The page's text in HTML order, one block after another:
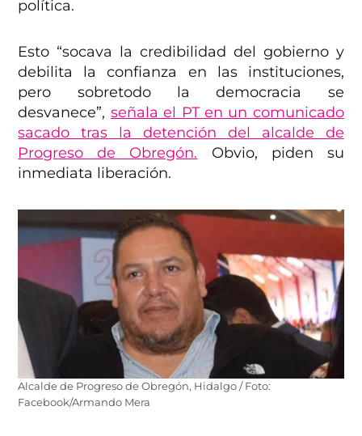
política.
Esto “socava la credibilidad del gobierno y
debilita la confianza en las instituciones,
pero sobretodo la democracia se
desvanece”, señala el PT en un comunicado
sacado tras la detención del alcalde de
Progreso de Obregón. Obvio, piden su
inmediata liberación.
Alcalde de Progreso de Obregón, Hidalgo / Foto:
Facebook/Armando Mera